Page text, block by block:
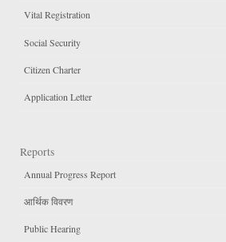
Vital Registration
Social Security
Citizen Charter
Application Letter
Reports
Annual Progress Report
आर्थिक विवरण
Public Hearing